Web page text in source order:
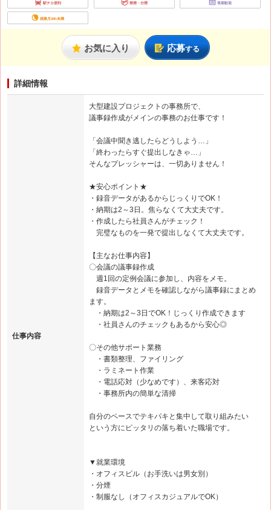
駅チカ便利 禁煙・分煙 長期歓迎
残業月20h未満
お気に入り 応募する
詳細情報
仕事内容
大型建設プロジェクトの事務所で、
議事録作成がメインの事務のお仕事です！
「会議中聞き逃したらどうしよう…」
「終わったらすぐ提出しなきゃ…」
そんなプレッシャーは、一切ありません！
★安心ポイント★
・録音データがあるからじっくりでOK！
・納期は2～3日。焦らなくて大丈夫です。
・作成したら社員さんがチェック！
完璧なものを一発で提出しなくて大丈夫です。
【主なお仕事内容】
〇会議の議事録作成
週1回の定例会議に参加し、内容をメモ。
録音データとメモを確認しながら議事録にまとめ
ます。
・納期は2～3日でOK！じっくり作成できます
・社員さんのチェックもあるから安心◎
〇その他サポート業務
・書類整理、ファイリング
・ラミネート作業
・電話応対（少なめです）、来客応対
・事務所内の簡単な清掃
自分のペースでテキパキと集中して取り組みたい
という方にピッタリの落ち着いた職場です。
▼就業環境
・オフィスビル（お手洗いは男女別）
・分煙
・制服なし（オフィスカジュアルでOK）